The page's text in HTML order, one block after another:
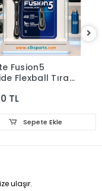
Fusion5
Flexball Tıraş
TL
Sepete Ekle
ulaşır.